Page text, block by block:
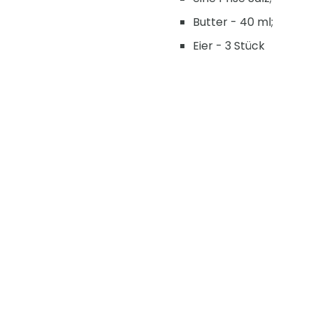
Butter - 40 ml;
Eier - 3 Stück